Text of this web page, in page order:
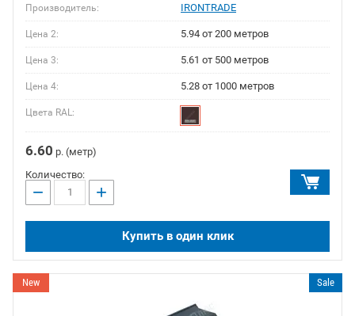
Производитель: IRONTRADE
Цена 2: 5.94 от 200 метров
Цена 3: 5.61 от 500 метров
Цена 4: 5.28 от 1000 метров
Цвета RAL:
6.60 р. (метр)
Количество:
− +
Купить в один клик
New Sale